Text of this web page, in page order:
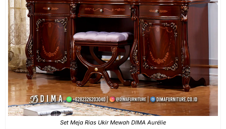
Set Meja Rias Ukir Mewah DIMA Aurélie